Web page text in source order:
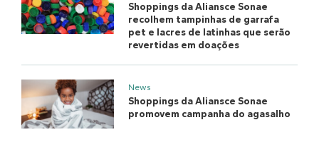
Shoppings da Aliansce Sonae
recolhem tampinhas de garrafa
pet e lacres de latinhas que serão
revertidas em doações
News
Shoppings da Aliansce Sonae
promovem campanha do agasalho